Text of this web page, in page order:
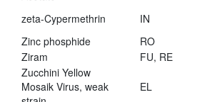
zeta-Cypermethrin IN
Zinc phosphide
RO
Ziram
FU, RE
Zucchini Yellow
Mosaik Virus, weak
EL